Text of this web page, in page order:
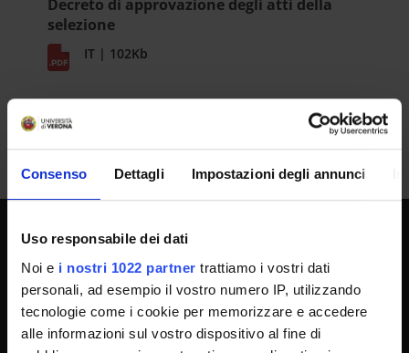
Consenso Dettagli Impostazioni degli annunci
Uso responsabile dei dati
Noi e i nostri 1022 partner trattiamo i vostri dati
personali, ad esempio il vostro numero IP, utilizzando
tecnologie come i cookie per memorizzare e accedere
alle informazioni sul vostro dispositivo al fine di
Decreto di approvazione degli atti della
selezione
IT | 102Kb
UNIVERSITY SERVICES
Transparency